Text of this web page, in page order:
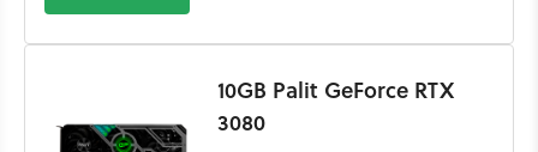
10GB Palit GeForce RTX
3080